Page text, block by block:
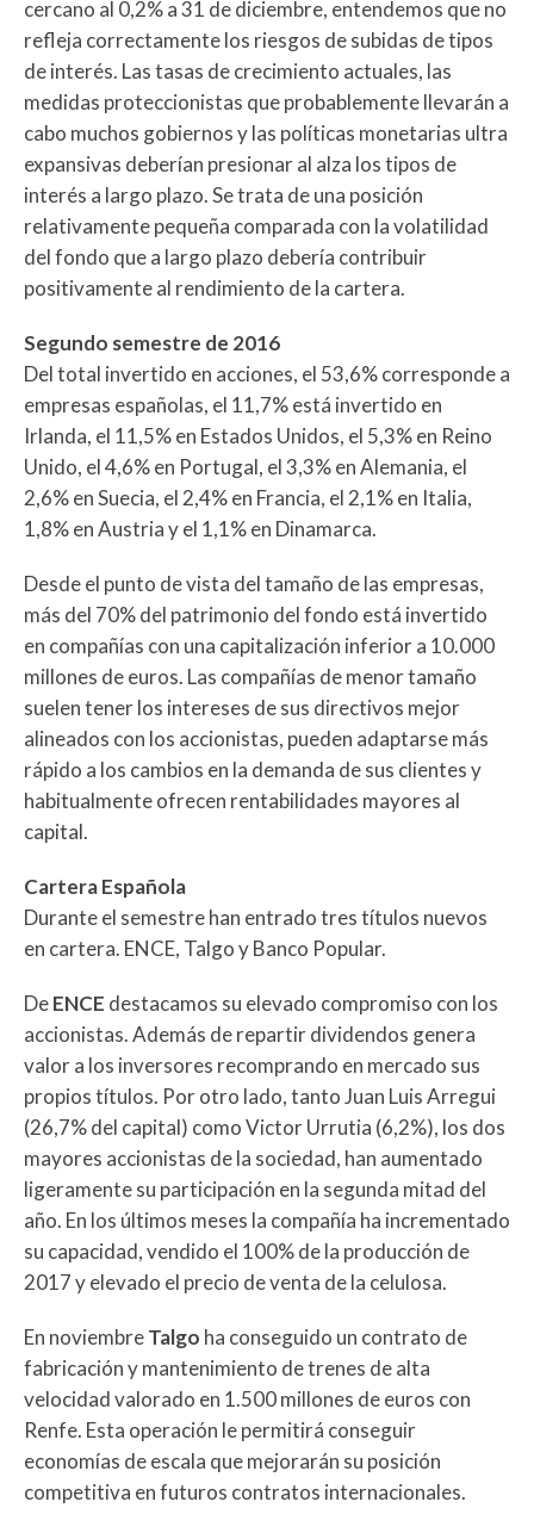
cercano al 0,2% a 31 de diciembre, entendemos que no
refleja correctamente los riesgos de subidas de tipos
de interés. Las tasas de crecimiento actuales, las
medidas proteccionistas que probablemente llevarán a
cabo muchos gobiernos y las políticas monetarias ultra
expansivas deberían presionar al alza los tipos de
interés a largo plazo. Se trata de una posición
relativamente pequeña comparada con la volatilidad
del fondo que a largo plazo debería contribuir
positivamente al rendimiento de la cartera.
Segundo semestre de 2016
Del total invertido en acciones, el 53,6% corresponde a
empresas españolas, el 11,7% está invertido en
Irlanda, el 11,5% en Estados Unidos, el 5,3% en Reino
Unido, el 4,6% en Portugal, el 3,3% en Alemania, el
2,6% en Suecia, el 2,4% en Francia, el 2,1% en Italia,
1,8% en Austria y el 1,1% en Dinamarca.
Desde el punto de vista del tamaño de las empresas,
más del 70% del patrimonio del fondo está invertido
en compañías con una capitalización inferior a 10.000
millones de euros. Las compañías de menor tamaño
suelen tener los intereses de sus directivos mejor
alineados con los accionistas, pueden adaptarse más
rápido a los cambios en la demanda de sus clientes y
habitualmente ofrecen rentabilidades mayores al
capital.
Cartera Española
Durante el semestre han entrado tres títulos nuevos
en cartera. ENCE, Talgo y Banco Popular.
DeENCE destacamos su elevado compromiso con los
accionistas. Además de repartir dividendos genera
valor a los inversores recomprando en mercado sus
propios títulos. Por otro lado, tanto Juan Luis Arregui
(26,7% del capital) como Victor Urrutia (6,2%), los dos
mayores accionistas de la sociedad, han aumentado
ligeramente su participación en la segunda mitad del
año. En los últimos meses la compañía ha incrementado
su capacidad, vendido el 100% de la producción de
2017 y elevado el precio de venta de la celulosa.
En noviembreTalgo ha conseguido un contrato de
fabricación y mantenimiento de trenes de alta
velocidad valorado en 1.500 millones de euros con
Renfe. Esta operación le permitirá conseguir
economías de escala que mejorarán su posición
competitiva en futuros contratos internacionales.